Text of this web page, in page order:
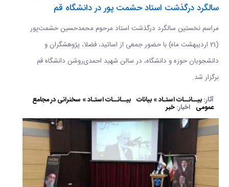
سالگرد درگذشت استاد حشمت پور در دانشگاه قم
مراسم نخستین سالگرد درگذشت استاد مرحوم محمدحسین حشمت‌پور
(21 اردیبهشت ماه) با حضور جمعی از اساتید، فضلا، پژوهشگران و
دانشجویان حوزه و دانشگاه، در سالن شهید احمدی‌روشن دانشگاه قم
برگزار شد.
آثار:بیــانــات استـاد » بیانات بیــانــات استـاد » سخنرانی در مجامع
عمومی اخبار:خبر